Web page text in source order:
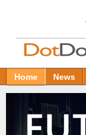
Home News